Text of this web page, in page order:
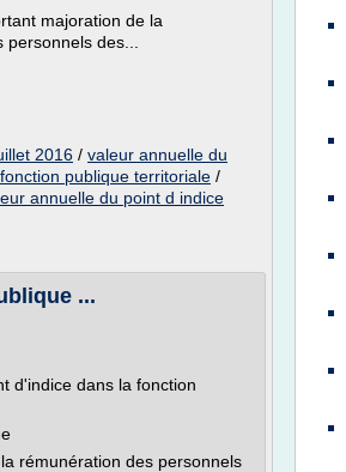
majoration de la
des...
2016 / valeur annuelle du
publique territoriale /
annuelle du point d indice
...
d'indice dans la fonction
rémunération des personnels